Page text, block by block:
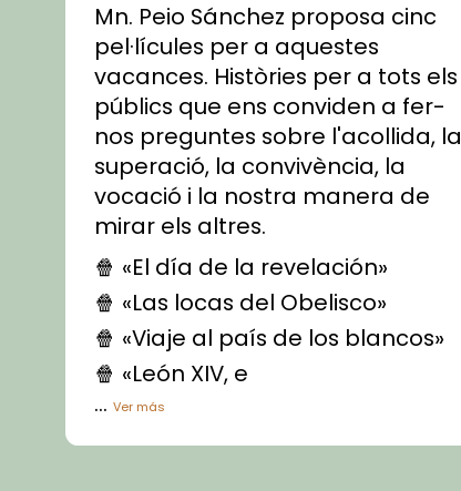
Mn. Peio Sánchez proposa cinc
pel·lícules per a aquestes
vacances. Històries per a tots els
públics que ens conviden a fer-
nos preguntes sobre l'acollida, la
superació, la convivència, la
vocació i la nostra manera de
mirar els altres.
🍿 «El día de la revelación»
🍿 «Las locas del Obelisco»
🍿 «Viaje al país de los blancos»
🍿 «León XIV, e
...Ver más
Vídeo